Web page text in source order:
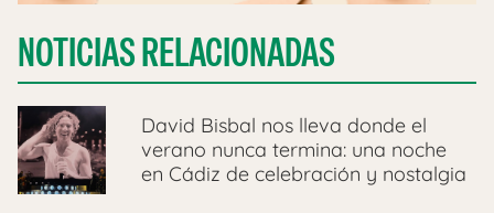
NOTICIAS RELACIONADAS
David Bisbal nos lleva donde el
verano nunca termina: una noche
en Cádiz de celebración y nostalgia